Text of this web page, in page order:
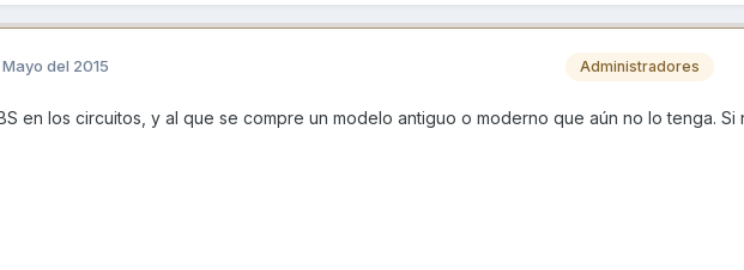
Administradores
del 2015
en los circuitos, y al que se compre un modelo antiguo o moderno que aún no lo tenga. Si